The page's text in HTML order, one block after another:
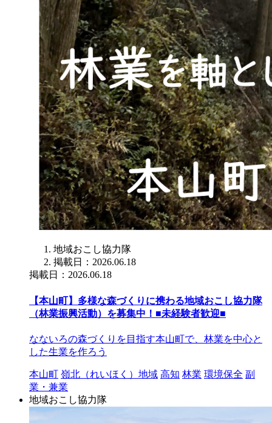
地域おこし協力隊
掲載日：2026.06.18
掲載日：2026.06.18
【本山町】多様な森づくりに携わる地域おこし協力隊
（林業振興活動）を募集中！■未経験者歓迎■
なないろの森づくりを目指す本山町で、林業を中心と
した生業を作ろう
本山町 嶺北（れいほく）地域 高知 林業 環境保全 副
業・兼業
地域おこし協力隊